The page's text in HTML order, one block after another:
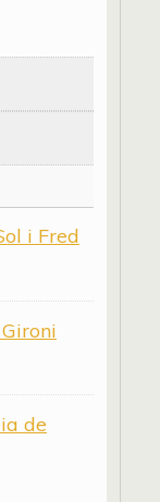
i Fred
de